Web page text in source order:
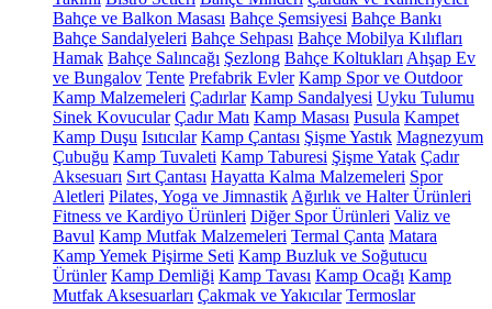
Bahçe ve Balkon Masası Bahçe Şemsiyesi Bahçe Bankı
Bahçe Sandalyeleri Bahçe Sehpası Bahçe Mobilya Kılıfları
Hamak Bahçe Salıncağı Şezlong Bahçe Koltukları Ahşap Ev
ve Bungalov Tente Prefabrik Evler Kamp Spor ve Outdoor
Kamp Malzemeleri Çadırlar Kamp Sandalyesi Uyku Tulumu
Sinek Kovucular Çadır Matı Kamp Masası Pusula Kampet
Kamp Duşu Isıtıcılar Kamp Çantası Şişme Yastık Magnezyum
Çubuğu Kamp Tuvaleti Kamp Taburesi Şişme Yatak Çadır
Aksesuarı Sırt Çantası Hayatta Kalma Malzemeleri Spor
Aletleri Pilates, Yoga ve Jimnastik Ağırlık ve Halter Ürünleri
Fitness ve Kardiyo Ürünleri Diğer Spor Ürünleri Valiz ve
Bavul Kamp Mutfak Malzemeleri Termal Çanta Matara
Kamp Yemek Pişirme Seti Kamp Buzluk ve Soğutucu
Ürünler Kamp Demliği Kamp Tavası Kamp Ocağı Kamp
Mutfak Aksesuarları Çakmak ve Yakıcılar Termoslar